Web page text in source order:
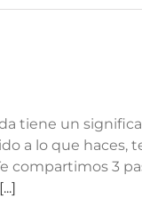
tiene un
a lo que haces,
3
[...]